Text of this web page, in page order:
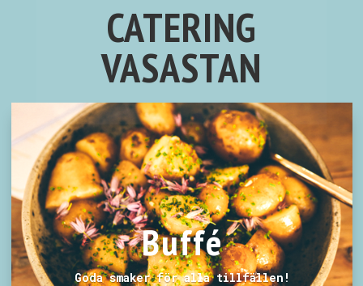
CATERING
VASASTAN
Buffé
Goda smaker för alla tillfällen!